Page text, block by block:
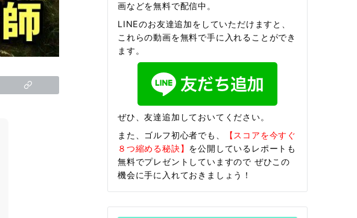
画などを無料で配信中。
LINEのお友達追加をしていただけますと、
これらの動画を無料で手に入れることができ
ます。
ぜひ、友達追加しておいてください。
また、ゴルフ初心者でも、
【スコアを今すぐ
８つ縮める秘訣】 を公開しているレポートも
無料でプレゼントしていますので ぜひこの
機会に手に入れておきましょう！